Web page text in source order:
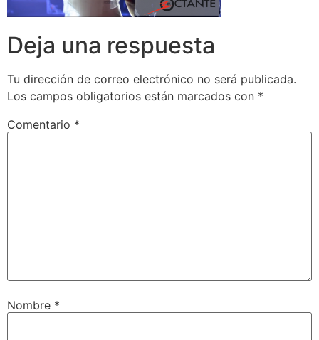
Deja una respuesta
Tu dirección de correo electrónico no será publicada.
Los campos obligatorios están marcados con *
Comentario *
Nombre *